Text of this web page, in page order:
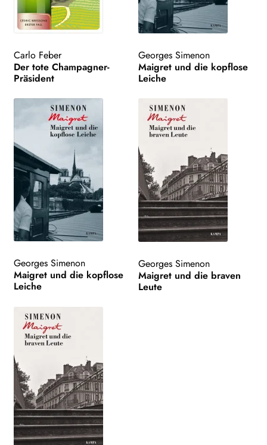
Carlo Feber
Der tote Champagner-
Präsident
Georges Simenon
Maigret und die kopflose
Leiche
Georges Simenon
Maigret und die kopflose
Leiche
Georges Simenon
Maigret und die braven
Leute